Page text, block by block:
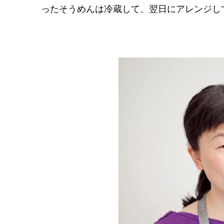
ったそうめんは冷蔵して、翌日にアレンジし